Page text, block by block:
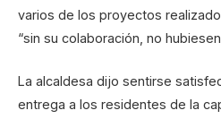
varios de los proyectos
“sin su colaboración, no
La alcaldesa dijo sentirse
entrega a los residentes de la